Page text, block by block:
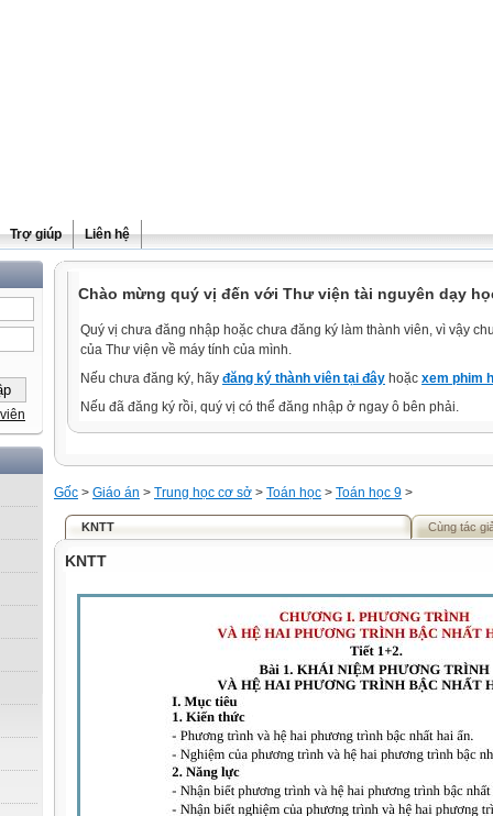
Trợ giúp Liên hệ
Chào mừng quý vị đến với Thư viện tài nguyên dạy
Quý vị chưa đăng nhập hoặc chưa đăng ký làm thành viên, vì vậy
của Thư viện về máy tính của mình.
Nếu chưa đăng ký, hãy đăng ký thành viên tại đây hoặc xem phim
Nếu đã đăng ký rồi, quý vị có thể đăng nhập ở ngay ô bên phải.
Gốc > Giáo án > Trung học cơ sở > Toán học > Toán học 9 >
KNTT Cùng tác
KNTT